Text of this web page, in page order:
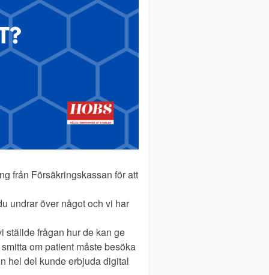
från Försäkringskassan för att
undrar över något och vi har
ställde frågan hur de kan ge
om patient måste besöka
hel del kunde erbjuda digital